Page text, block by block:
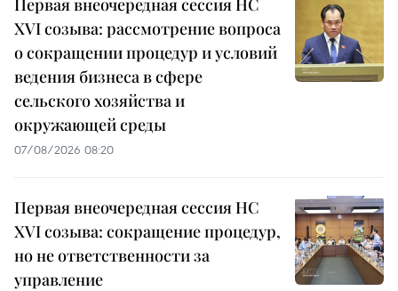
XVI созыва: рассмотрение вопроса
о сокращении процедур и условий
ведения бизнеса в сфере
сельского хозяйства и
окружающей среды
07/08/2026 08:20
Первая внеочередная сессия НС
XVI созыва: сокращение процедур,
но не ответственности за
управление